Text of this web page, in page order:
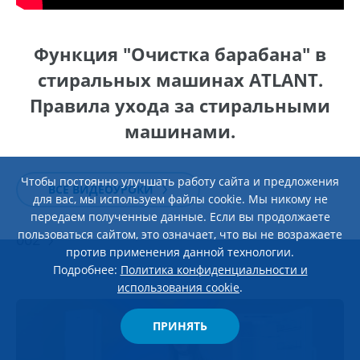
Функция "Очистка барабана" в
стиральных машинах ATLANT.
Правила ухода за стиральными
машинами.
ВСЕ ВИДЕОУРОКИ
Чтобы постоянно улучшать работу сайта и предложения
для вас, мы используем файлы cookie. Мы никому не
передаем полученные данные. Если вы продолжаете
пользоваться сайтом, это означает, что вы не возражаете
против применения данной технологии.
Подробнее: Политика конфиденциальности и
использования cookie.
ПРИНЯТЬ
ЭКСПЛУАТАЦИЯ И УХОД 28 мая 2026
Обзор морозильного ларя ATLANT М-8115-
002